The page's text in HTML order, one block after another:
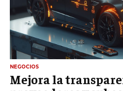
NEGOCIOS
Mejora la